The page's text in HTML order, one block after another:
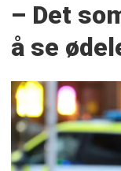
– Det
å se